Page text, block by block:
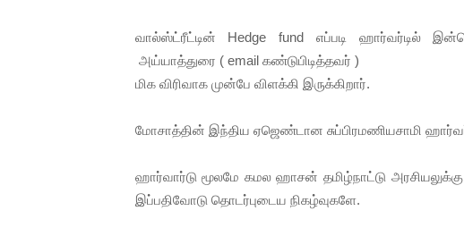
சிறுமியை பாலியல் வன்கொடுமை செய்த
பிரபல நடிகை தூக்கிட்டு தற்கொலை!
வடிவேலுவுக்கு நீதிமன்றம் விதித்துள்ள
தியாகதீபம் லெப்.கேணல் திலீபன், கேணல்
ஐ.நா முன்றலில் சீரற்ற காலநிலையிலும்
வால்ஸ்ட்ரீட்டின் Hedge fund எப்படி ஹார்வர்டில்
அய்யாத்துரை ( email கண்டுபிடித்தவர் )
மிக விரிவாக முன்பே விளக்கி இருக்கிறார்.
மோசாத்தின் இந்திய ஏஜெண்டான சுப்பிரமணியசாமி
ஹார்வார்டு மூலமே கமல ஹாசன் தமிழ்நாட்டு
இப்பதிவோடு தொடர்புடைய நிகழ்வுகளே.